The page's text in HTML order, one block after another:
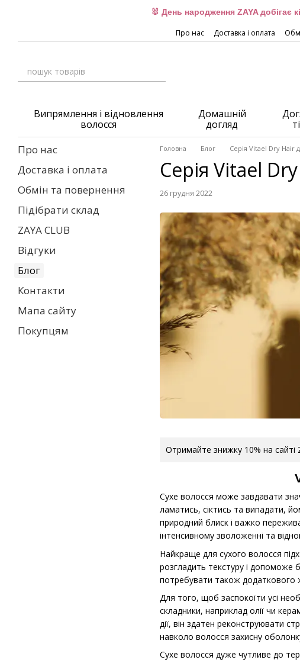
🐰 День народження ZAYA добігає
Про нас Доставка і оплата
Випрямлення і відновлення
волосся
Домашній
догляд
Головна Блог Серія Vitael Dry Hair
Серія Vitael
26 грудня 2022
Отримайте знижку 10% на сайті
Сухе волосся може завдавати
ламатись, сіктись та випадати,
природний блиск і важко
інтенсивному зволоженні та
Найкраще для сухого волосся
розгладить текстуру і допоможе
потребувати також додаткового
Для того, щоб заспокоїти усі
складники, наприклад олії чи
дії, він здатен реконструювати
навколо волосся захисну
Сухе волосся дуже чутливе до
Про нас
Доставка і оплата
Обмін та повернення
Підібрати склад
ZAYA CLUB
Відгуки
Блог
Контакти
Мапа сайту
Покупцям